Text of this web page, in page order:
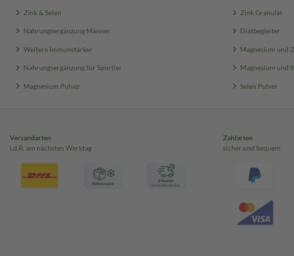
Zink & Selen Zink Granulat
Nahrungsergänzung Männer Diätbegleiter
Weitere Immunstärker Magnesium und
Nahrungsergänzung für Sportler Magnesium und
Magnesium Pulver Selen Pulver
Versandarten
i.d.R. am nächsten Werktag
Zahlarten
sicher und bequem